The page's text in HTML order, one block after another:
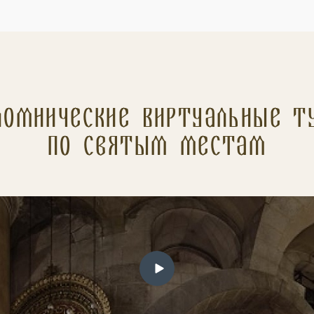
Виртуальные
по святым местам